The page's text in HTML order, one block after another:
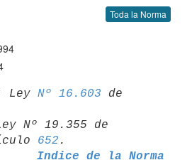
Toda la Norma
Ley Nº 16.603 de
Nº 19.355 de
652
Indice de la Norma